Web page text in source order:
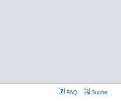
FAQ Suche